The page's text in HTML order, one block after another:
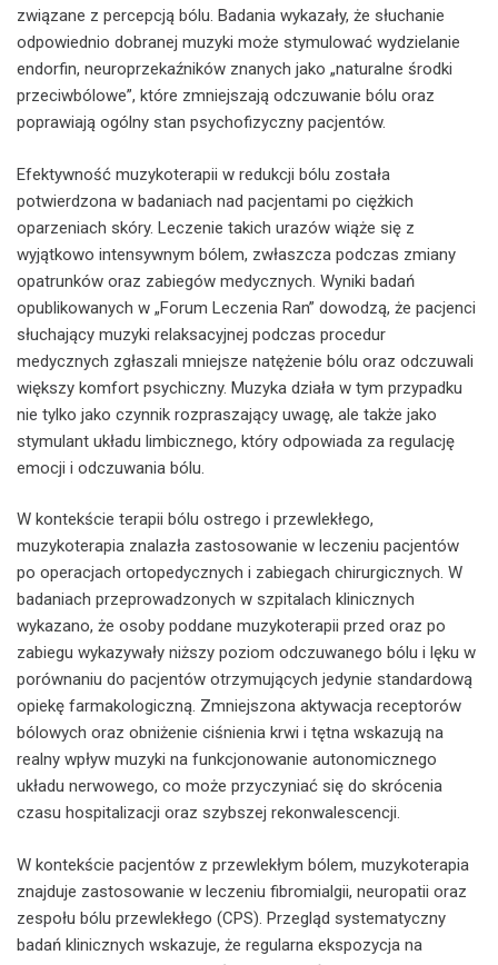
związane z percepcją bólu. Badania wykazały, że słuchanie
odpowiednio dobranej muzyki może stymulować wydzielanie
endorfin, neuroprzekaźników znanych jako „naturalne środki
przeciwbólowe”, które zmniejszają odczuwanie bólu oraz
poprawiają ogólny stan psychofizyczny pacjentów.
Efektywność muzykoterapii w redukcji bólu została
potwierdzona w badaniach nad pacjentami po ciężkich
oparzeniach skóry. Leczenie takich urazów wiąże się z
wyjątkowo intensywnym bólem, zwłaszcza podczas zmiany
opatrunków oraz zabiegów medycznych. Wyniki badań
opublikowanych w „Forum Leczenia Ran” dowodzą, że pacjenci
słuchający muzyki relaksacyjnej podczas procedur
medycznych zgłaszali mniejsze natężenie bólu oraz odczuwali
większy komfort psychiczny. Muzyka działa w tym przypadku
nie tylko jako czynnik rozpraszający uwagę, ale także jako
stymulant układu limbicznego, który odpowiada za regulację
emocji i odczuwania bólu.
W kontekście terapii bólu ostrego i przewlekłego,
muzykoterapia znalazła zastosowanie w leczeniu pacjentów
po operacjach ortopedycznych i zabiegach chirurgicznych. W
badaniach przeprowadzonych w szpitalach klinicznych
wykazano, że osoby poddane muzykoterapii przed oraz po
zabiegu wykazywały niższy poziom odczuwanego bólu i lęku w
porównaniu do pacjentów otrzymujących jedynie standardową
opiekę farmakologiczną. Zmniejszona aktywacja receptorów
bólowych oraz obniżenie ciśnienia krwi i tętna wskazują na
realny wpływ muzyki na funkcjonowanie autonomicznego
układu nerwowego, co może przyczyniać się do skrócenia
czasu hospitalizacji oraz szybszej rekonwalescencji.
W kontekście pacjentów z przewlekłym bólem, muzykoterapia
znajduje zastosowanie w leczeniu fibromialgii, neuropatii oraz
zespołu bólu przewlekłego (CPS). Przegląd systematyczny
badań klinicznych wskazuje, że regularna ekspozycja na